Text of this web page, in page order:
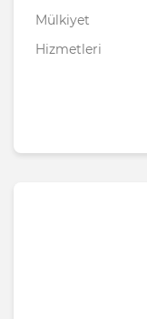
Mülkiyet
Hizmetleri